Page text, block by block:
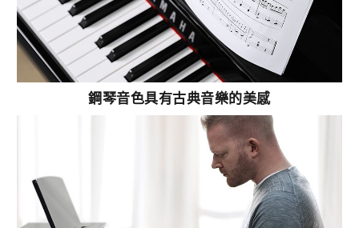
鋼琴音色具有古典音樂的美感